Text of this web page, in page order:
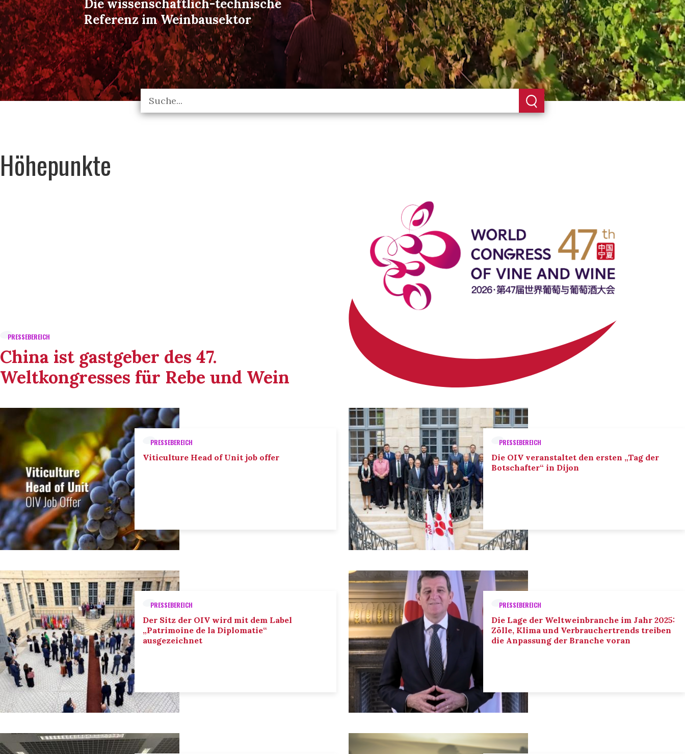
Die wissenschaftlich-technische
Referenz im Weinbausektor
Höhepunkte
PRESSEBEREICH
China ist gastgeber des 47.
Weltkongresses für Rebe und Wein
PRESSEBEREICH
Viticulture Head of Unit job offer
PRESSEBEREICH
Die OIV veranstaltet den ersten „Tag der
Botschafter“ in Dijon
PRESSEBEREICH
Der Sitz der OIV wird mit dem Label
„Patrimoine de la Diplomatie“
ausgezeichnet
PRESSEBEREICH
Die Lage der Weltweinbranche im Jahr 2025:
Zölle, Klima und Verbrauchertrends treiben
die Anpassung der Branche voran